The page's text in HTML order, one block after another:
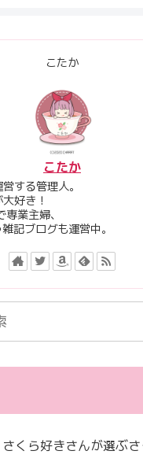
こたか
こたか
する管理人。
好き！
業主婦、
記ブログも運営中。
さくら好きさんが選ぶ